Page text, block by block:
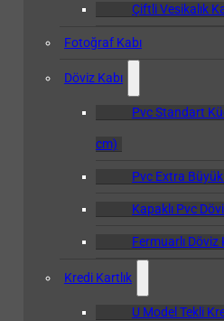
Çiftli Vesikalık
Fotoğraf Kabı
Döviz Kabı
Pvc Standart
cm)
Pvc Extra
Kapaklı Pvc
Fermuarlı Döviz
Kredi Kartlık
U Model Tekli